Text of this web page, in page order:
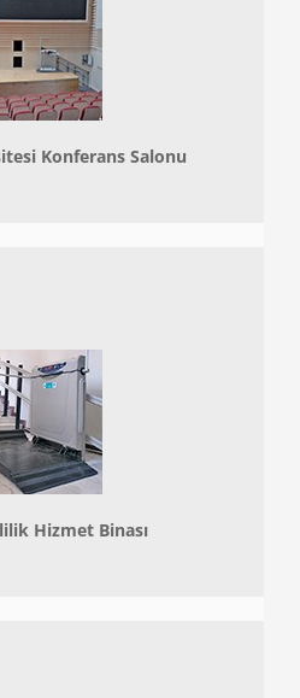
Konferans Salonu
Hizmet Binası